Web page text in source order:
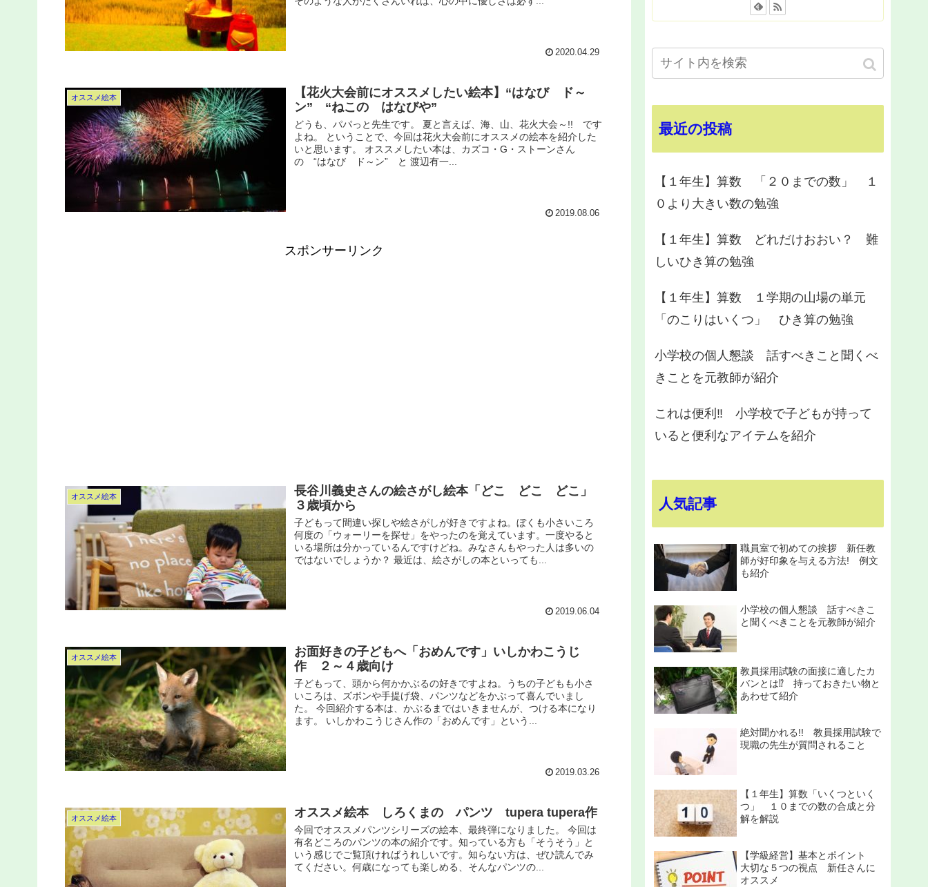
2020.04.29
オススメ絵本
【花火大会前にオススメしたい絵本】“はなび ド～
ン” “ねこの はなびや”
どうも、パパっと先生です。 夏と言えば、海、山、花火大会～!! です
よね。 ということで、今回は花火大会前にオススメの絵本を紹介した
いと思います。 オススメしたい本は、カズコ・G・ストーンさん
の “はなび ド～ン” と 渡辺有一...
2019.08.06
スポンサーリンク
オススメ絵本
長谷川義史さんの絵さがし絵本「どこ どこ どこ」
３歳頃から
子どもって間違い探しや絵さがしが好きですよね。ぼくも小さいころ
何度の「ウォーリーを探せ」をやったのを覚えています。一度やると
いる場所は分かっているんですけどね。みなさんもやった人は多いの
ではないでしょうか？ 最近は、絵さがしの本といっても...
2019.06.04
オススメ絵本
お面好きの子どもへ「おめんです」いしかわこうじ
作 ２～４歳向け
子どもって、頭から何かかぶるの好きですよね。うちの子どもも小さ
いころは、ズボンや手提げ袋、パンツなどをかぶって喜んでいまし
た。 今回紹介する本は、かぶるまではいきませんが、つける本になり
ます。 いしかわこうじさん作の「おめんです」という...
2019.03.26
オススメ絵本 オススメ絵本 しろくまの パンツ tupera tupera作
今回でオススメパンツシリーズの絵本、最終弾になりました。 今回は
有名どころのパンツの本の紹介です。知っている方も「そうそう」と
いう感じでご覧頂ければうれしいです。知らない方は、ぜひ読んでみ
てください。何歳になっても楽しめる、そんなパンツの...
最近の投稿
【１年生】算数 「２０までの数」 １
０より大きい数の勉強
【１年生】算数 どれだけおおい？ 難
しいひき算の勉強
【１年生】算数 １学期の山場の単元
「のこりはいくつ」 ひき算の勉強
小学校の個人懇談 話すべきこと聞くべ
きことを元教師が紹介
これは便利‼ 小学校で子どもが持って
いると便利なアイテムを紹介
人気記事
職員室で初めての挨拶 新任教
師が好印象を与える方法! 例文
も紹介
小学校の個人懇談 話すべきこ
と聞くべきことを元教師が紹介
教員採用試験の面接に適したカ
バンとは⁉ 持っておきたい物と
あわせて紹介
絶対聞かれる!! 教員採用試験で
現職の先生が質問されること
【１年生】算数「いくつといく
つ」 １０までの数の合成と分
解を解説
【学級経営】基本とポイント
大切な５つの視点 新任さんに
オススメ